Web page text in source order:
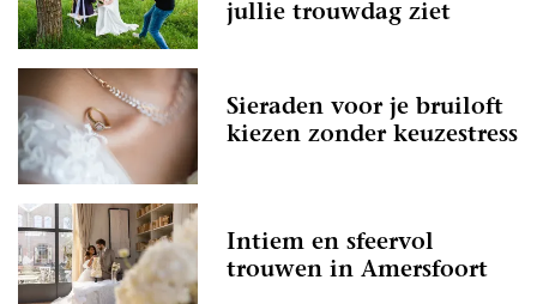
jullie trouwdag ziet
Sieraden voor je bruiloft
kiezen zonder keuzestress
Intiem en sfeervol
trouwen in Amersfoort